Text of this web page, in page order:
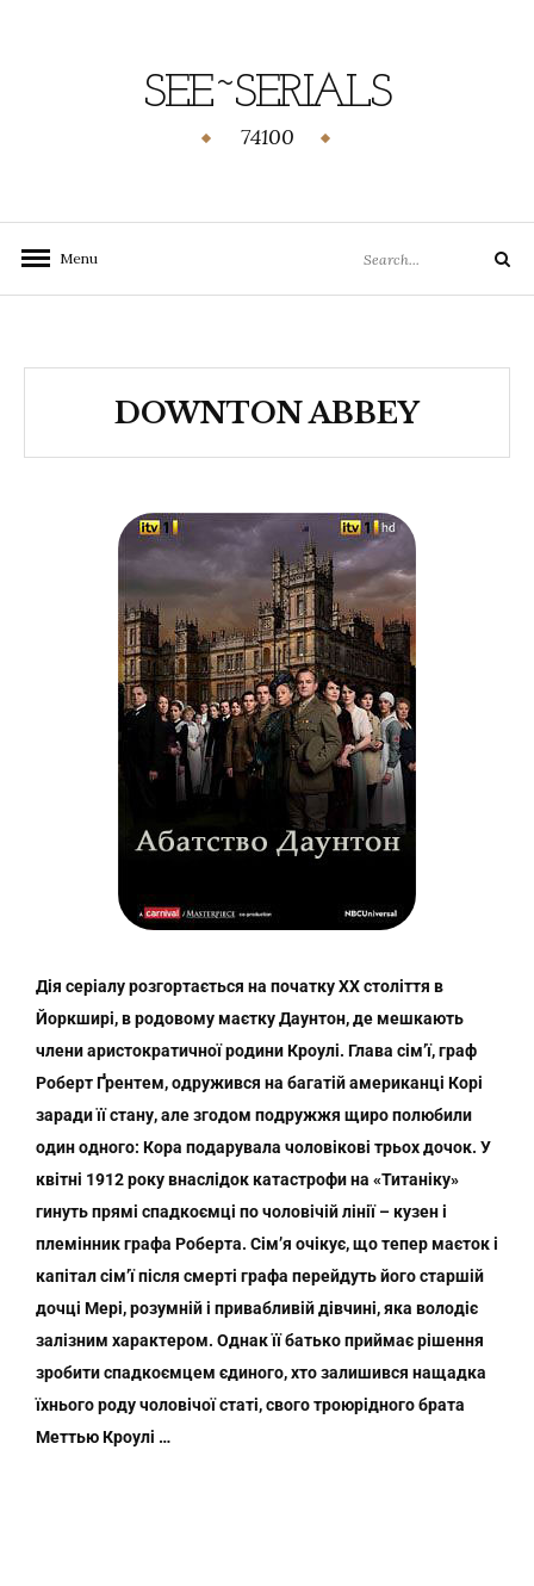
SEE~SERIALS
74100
Menu
DOWNTON ABBEY
Дія серіалу розгортається на початку XX століття в
Йоркширі, в родовому маєтку Даунтон, де мешкають
члени аристократичної родини Кроулі. Глава сім’ї, граф
Роберт Ґрентем, одружився на багатій американці Корі
заради її стану, але згодом подружжя щиро полюбили
один одного: Кора подарувала чоловікові трьох дочок. У
квітні 1912 року внаслідок катастрофи на «Титаніку»
гинуть прямі спадкоємці по чоловічій лінії – кузен і
племінник графа Роберта. Сім’я очікує, що тепер маєток і
капітал сім’ї після смерті графа перейдуть його старшій
дочці Мері, розумній і привабливій дівчині, яка володіє
залізним характером. Однак її батько приймає рішення
зробити спадкоємцем єдиного, хто залишився нащадка
їхнього роду чоловічої статі, свого троюрідного брата
Меттью Кроулі …